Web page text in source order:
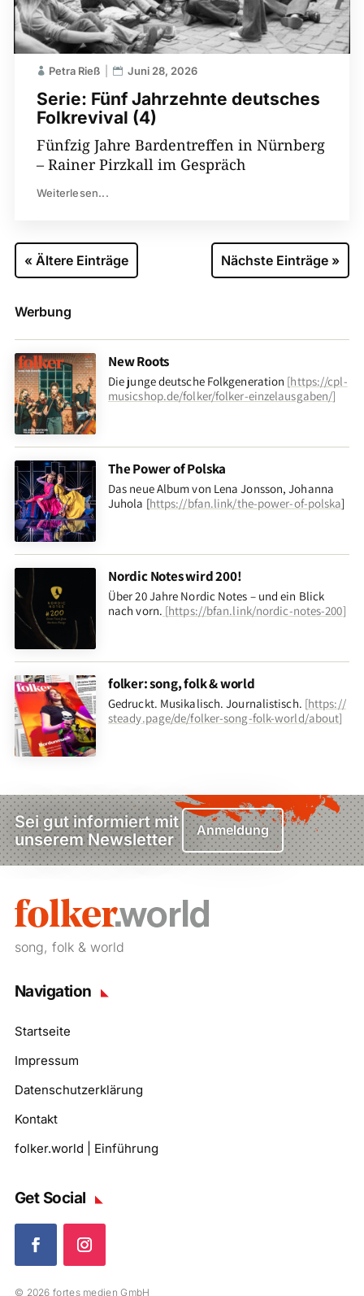
Serie: Fünf Jahrzehnte deutsches
Folkrevival (4)
Petra Rieß Juni 28, 2026
Fünfzig Jahre Bardentreffen in Nürnberg
– Rainer Pirzkall im Gespräch
Weiterlesen...
« Ältere Einträge Nächste Einträge »
Werbung
New Roots
Die junge deutsche Folkgeneration [https://cpl-
musicshop.de/folker/folker-einzelausgaben/]
The Power of Polska
Das neue Album von Lena Jonsson, Johanna
Juhola [https://bfan.link/the-power-of-polska]
Nordic Notes wird 200!
Über 20 Jahre Nordic Notes – und ein Blick
nach vorn. [https://bfan.link/nordic-notes-200]
folker: song, folk & world
Gedruckt. Musikalisch. Journalistisch. [https://
steady.page/de/folker-song-folk-world/about]
Sei gut informiert mit
unserem Newsletter
Anmeldung
song, folk & world
Navigation
Startseite
Impressum
Datenschutzerklärung
Kontakt
folker.world | Einführung
Get Social
© 2026 fortes medien GmbH